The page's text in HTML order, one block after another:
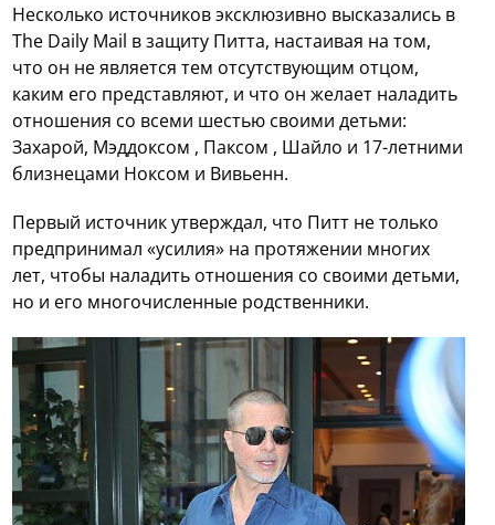
Несколько источников эксклюзивно высказались в
The Daily Mail в защиту Питта, настаивая на том,
что он не является тем отсутствующим отцом,
каким его представляют, и что он желает наладить
отношения со всеми шестью своими детьми:
Захарой, Мэддоксом , Паксом , Шайло и 17-летними
близнецами Ноксом и Вивьенн.
Первый источник утверждал, что Питт не только
предпринимал «усилия» на протяжении многих
лет, чтобы наладить отношения со своими детьми,
но и его многочисленные родственники.